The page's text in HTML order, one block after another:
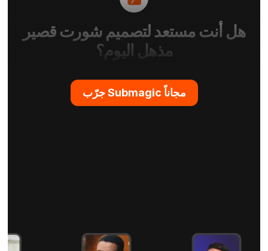
هل أنت مستعد لتصميم شورت قصير
مذهل اليوم؟
جرّب Submagic مجاناً